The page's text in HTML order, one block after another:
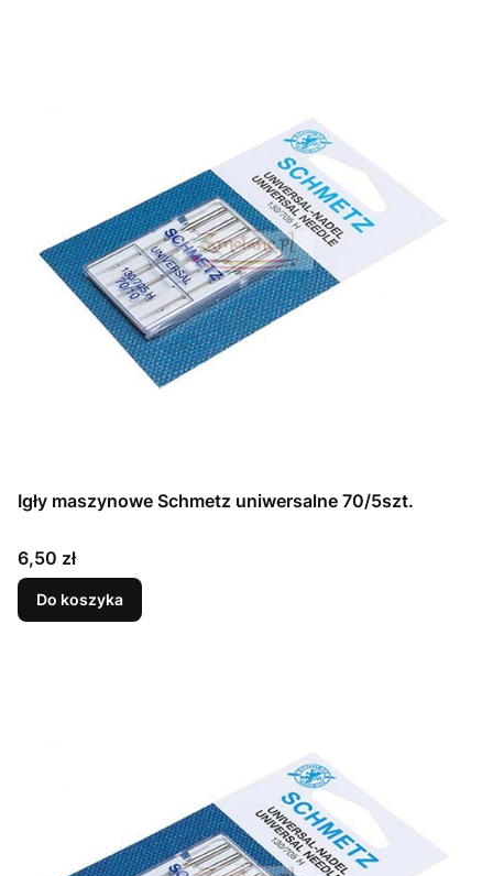
Igły maszynowe Schmetz uniwersalne 70/5szt.
Cena
6,50 zł
Do koszyka